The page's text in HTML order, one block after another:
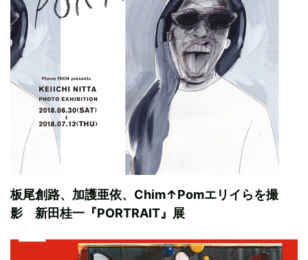
板尾創路、加護亜依、Chim↑Pomエリイらを撮
影 新田桂一『PORTRAIT』展